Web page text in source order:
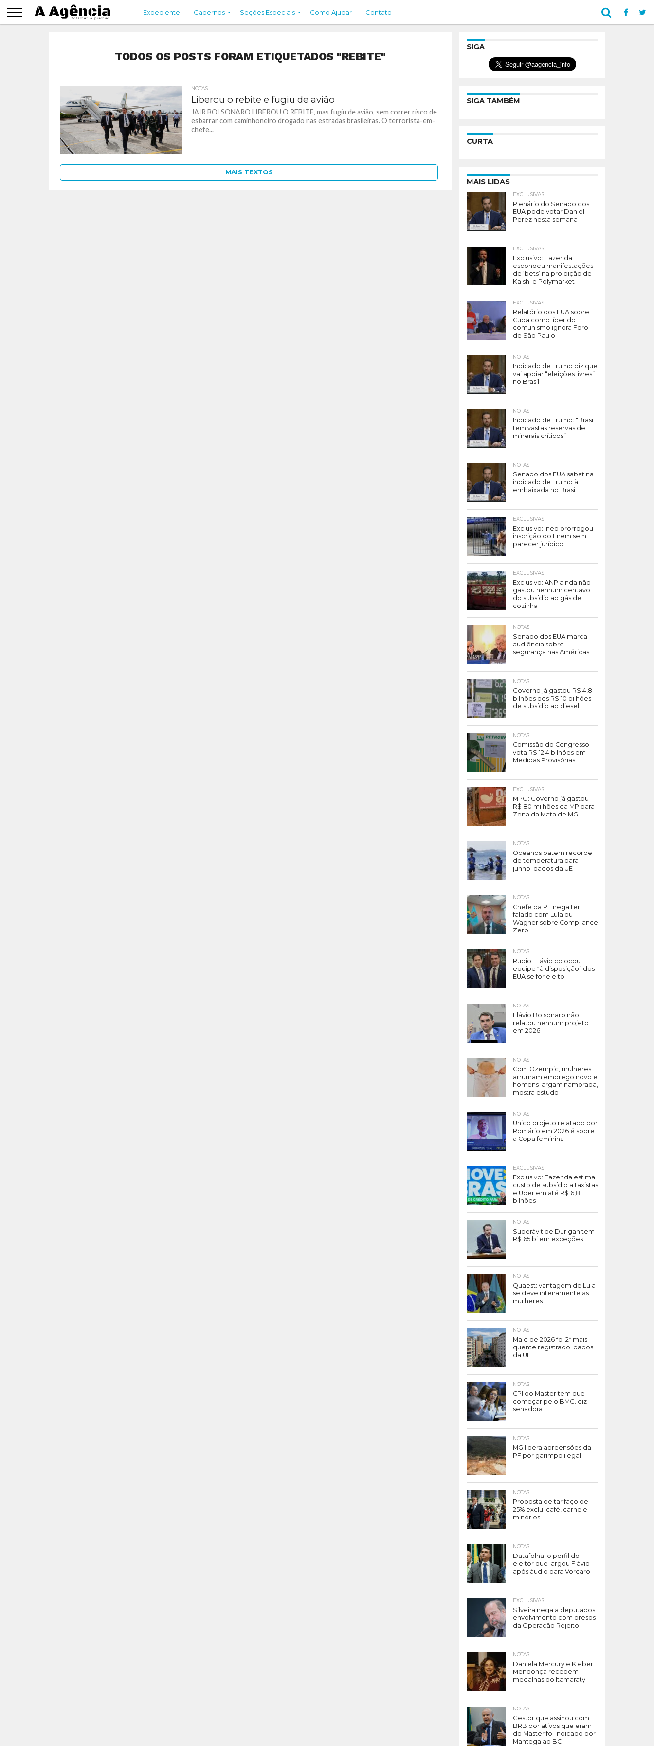
Expediente Cadernos Seções Especiais Como Ajudar Contato
TODOS OS POSTS FORAM ETIQUETADOS "REBITE"
NOTAS
Liberou o rebite e fugiu de avião
JAIR BOLSONARO LIBEROU O REBITE, mas fugiu de avião, sem correr risco de
esbarrar com caminhoneiro drogado nas estradas brasileiras. O terrorista-em-
chefe...
MAIS TEXTOS
SIGA
SIGA TAMBÉM
CURTA
MAIS LIDAS
EXCLUSIVAS
Plenário do Senado dos
EUA pode votar Daniel
Perez nesta semana
EXCLUSIVAS
Exclusivo: Fazenda
escondeu manifestações
de ‘bets’ na proibição de
Kalshi e Polymarket
EXCLUSIVAS
Relatório dos EUA sobre
Cuba como líder do
comunismo ignora Foro
de São Paulo
NOTAS
Indicado de Trump diz que
vai apoiar “eleições livres”
no Brasil
NOTAS
Indicado de Trump: “Brasil
tem vastas reservas de
minerais críticos”
NOTAS
Senado dos EUA sabatina
indicado de Trump à
embaixada no Brasil
EXCLUSIVAS
Exclusivo: Inep prorrogou
inscrição do Enem sem
parecer jurídico
EXCLUSIVAS
Exclusivo: ANP ainda não
gastou nenhum centavo
do subsídio ao gás de
cozinha
NOTAS
Senado dos EUA marca
audiência sobre
segurança nas Américas
NOTAS
Governo já gastou R$ 4,8
bilhões dos R$ 10 bilhões
de subsídio ao diesel
NOTAS
Comissão do Congresso
vota R$ 12,4 bilhões em
Medidas Provisórias
EXCLUSIVAS
MPO: Governo já gastou
R$ 80 milhões da MP para
Zona da Mata de MG
NOTAS
Oceanos batem recorde
de temperatura para
junho: dados da UE
NOTAS
Chefe da PF nega ter
falado com Lula ou
Wagner sobre Compliance
Zero
NOTAS
Rubio: Flávio colocou
equipe “à disposição” dos
EUA se for eleito
NOTAS
Flávio Bolsonaro não
relatou nenhum projeto
em 2026
NOTAS
Com Ozempic, mulheres
arrumam emprego novo e
homens largam namorada,
mostra estudo
NOTAS
Único projeto relatado por
Romário em 2026 é sobre
a Copa feminina
EXCLUSIVAS
Exclusivo: Fazenda estima
custo de subsídio a taxistas
e Uber em até R$ 6,8
bilhões
NOTAS
Superávit de Durigan tem
R$ 65 bi em exceções
NOTAS
Quaest: vantagem de Lula
se deve inteiramente às
mulheres
NOTAS
Maio de 2026 foi 2º mais
quente registrado: dados
da UE
NOTAS
CPI do Master tem que
começar pelo BMG, diz
senadora
NOTAS
MG lidera apreensões da
PF por garimpo ilegal
NOTAS
Proposta de tarifaço de
25% exclui café, carne e
minérios
NOTAS
Datafolha: o perfil do
eleitor que largou Flávio
após áudio para Vorcaro
EXCLUSIVAS
Silveira nega a deputados
envolvimento com presos
da Operação Rejeito
NOTAS
Daniela Mercury e Kleber
Mendonça recebem
medalhas do Itamaraty
NOTAS
Gestor que assinou com
BRB por ativos que eram
do Master foi indicado por
Mantega ao BC